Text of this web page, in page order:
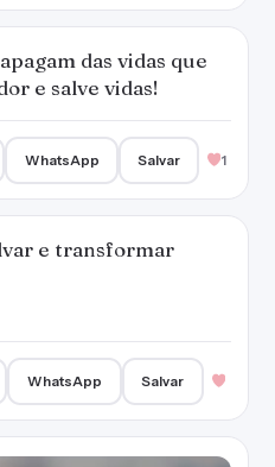
das vidas que
e salve vidas!
WhatsApp Salvar 1
e transformar
WhatsApp Salvar